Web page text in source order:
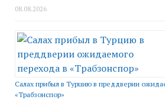
08.08.2026
Салах прибыл в Турцию в преддверии
«Трабзонспор»